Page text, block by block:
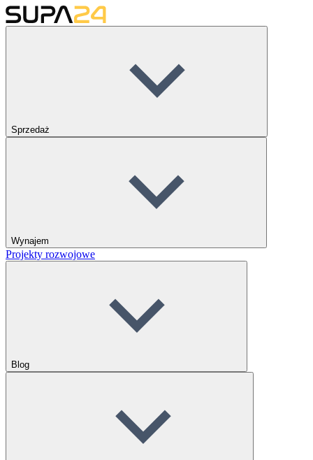
Sprzedaż
Wynajem
Projekty rozwojowe
Blog